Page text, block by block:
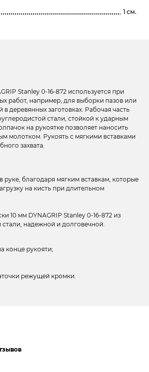
1 см.
Stanley 0-16-872 используется при
работ, например, для выборки пазов или
деревянных заготовках. Рабочая часть
стали, стойкой к ударным
на рукоятке позволяет наносить
молотком. Рукоять с мягкими вставками
захвата.
руке, благодаря мягким вставкам, которые
на кисть при длительном
10 мм DYNAGRIP Stanley 0-16-872 из
надежной и долговечной.
конце рукояти;
режущей кромки.